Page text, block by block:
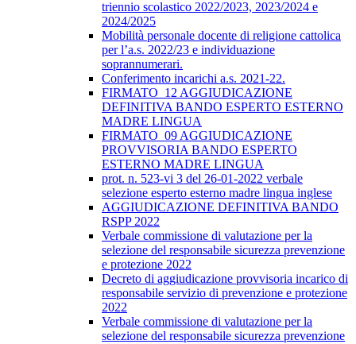
triennio scolastico 2022/2023, 2023/2024 e
2024/2025
Mobilità personale docente di religione cattolica
per l’a.s. 2022/23 e individuazione
soprannumerari.
Conferimento incarichi a.s. 2021-22.
FIRMATO_12 AGGIUDICAZIONE
DEFINITIVA BANDO ESPERTO ESTERNO
MADRE LINGUA
FIRMATO_09 AGGIUDICAZIONE
PROVVISORIA BANDO ESPERTO
ESTERNO MADRE LINGUA
prot. n. 523-vi 3 del 26-01-2022 verbale
selezione esperto esterno madre lingua inglese
AGGIUDICAZIONE DEFINITIVA BANDO
RSPP 2022
Verbale commissione di valutazione per la
selezione del responsabile sicurezza prevenzione
e protezione 2022
Decreto di aggiudicazione provvisoria incarico di
responsabile servizio di prevenzione e protezione
2022
Verbale commissione di valutazione per la
selezione del responsabile sicurezza prevenzione